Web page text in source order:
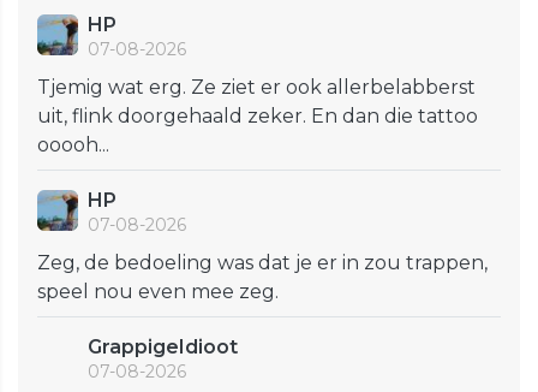
HP
07-08-2026
Tjemig wat erg. Ze ziet er ook allerbelabberst
uit, flink doorgehaald zeker. En dan die tattoo
ooooh...
HP
07-08-2026
Zeg, de bedoeling was dat je er in zou trappen,
speel nou even mee zeg.
GrappigeIdioot
07-08-2026